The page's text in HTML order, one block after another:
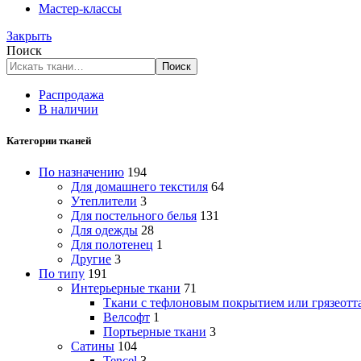
Мастер-классы
Закрыть
Поиск
Поиск
Распродажа
В наличии
Категории тканей
По назначению 194
Для домашнего текстиля 64
Утеплители 3
Для постельного белья 131
Для одежды 28
Для полотенец 1
Другие 3
По типу 191
Интерьерные ткани 71
Ткани с тефлоновым покрытием или
Велсофт 1
Портьерные ткани 3
Сатины 104